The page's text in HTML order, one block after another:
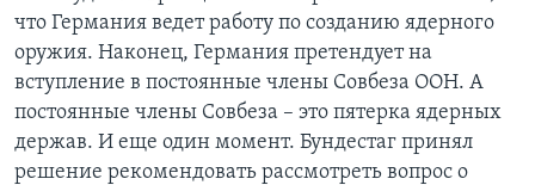
что Германия ведет работу по созданию ядерного
оружия. Наконец, Германия претендует на
вступление в постоянные члены Совбеза ООН. А
постоянные члены Совбеза – это пятерка ядерных
держав. И еще один момент. Бундестаг принял
решение рекомендовать рассмотреть вопрос о